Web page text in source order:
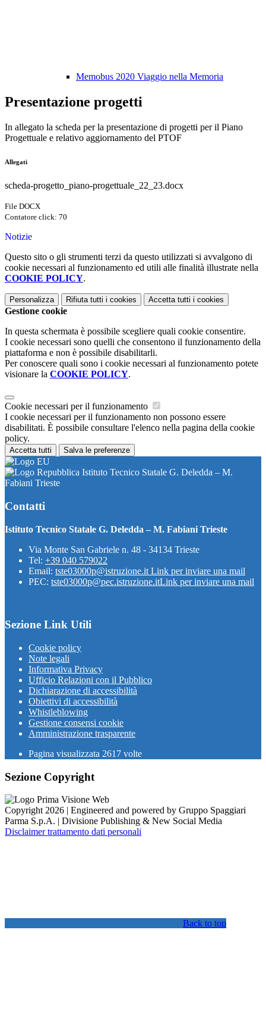
Memobus 2020 Viaggio nella Memoria
Presentazione progetti
In allegato la scheda per la presentazione di progetti per il Piano
Progettuale e relativo aggiornamento del PTOF
Allegati
scheda-progetto_piano-progettuale_22_23.docx
File DOCX
Contatore click: 70
Notizie
Questo sito o gli strumenti terzi da questo utilizzati si avvalgono di
cookie necessari al funzionamento ed utili alle finalità illustrate nella
COOKIE POLICY.
Personalizza Rifiuta tutti i cookies Accetta tutti i cookies
Gestione cookie
In questa schermata è possibile scegliere quali cookie consentire.
I cookie necessari sono quelli che consentono il funzionamento della
piattaforma e non è possibile disabilitarli.
Per conoscere quali sono i cookie necessari al funzionamento potete
visionare la COOKIE POLICY.
Cookie necessari per il funzionamento
I cookie necessari per il funzionamento non possono essere
disabilitati. È possibile consultare l'elenco nella pagina della cookie
policy.
Accetta tutti Salva le preferenze
Istituto Tecnico Statale G. Deledda – M.
Fabiani Trieste
Contatti
Istituto Tecnico Statale G. Deledda – M. Fabiani Trieste
Via Monte San Gabriele n. 48 - 34134 Trieste
Tel: +39 040 579022
Email: tste03000p@istruzione.it Link per inviare una mail
PEC: tste03000p@pec.istruzione.itLink per inviare una mail
Sezione Link Utili
Cookie policy
Note legali
Informativa Privacy
Ufficio Relazioni con il Pubblico
Dichiarazione di accessibilità
Obiettivi di accessibilità
Whistleblowing
Gestione consensi cookie
Amministrazione trasparente
Pagina visualizzata 2617 volte
Sezione Copyright
Copyright 2026 | Engineered and powered by Gruppo Spaggiari
Parma S.p.A. | Divisione Publishing & New Social Media
Disclaimer trattamento dati personali
Back to top